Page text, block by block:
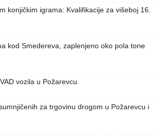
konjičkim igrama: Kvalifikacije za višeboj 16.
kod Smedereva, zaplenjeno oko pola tone
vozila u Požarevcu
za trgovinu drogom u Požarevcu i